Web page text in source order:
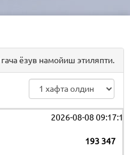
гача ёзув намойиш этиляпти.
2026-08-08 09:17:19
193 347